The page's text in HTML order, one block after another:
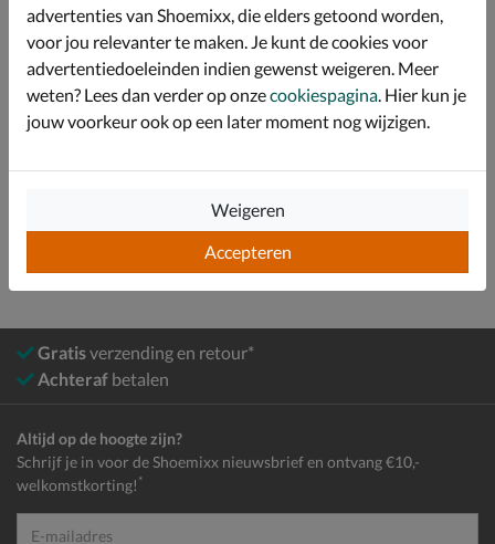
Specificaties
Over Gabor
Ballerinas & instappers
Gratisverzending en retour*
Achteraf betalen
Altijd op de hoogte zijn?
Schrijf je in voor de Shoemixx nieuwsbrief en ontvang €10,-
welkomstkorting! *
advertenties van Shoemixx, die elders getoond worden,
voor jou relevanter te maken. Je kunt de cookies voor
advertentiedoeleinden indien gewenst weigeren. Meer
weten? Lees dan verder op onzecookiespagina . Hier kun je
jouw voorkeur ook op een later moment nog wijzigen.
Accepteren
Weigeren